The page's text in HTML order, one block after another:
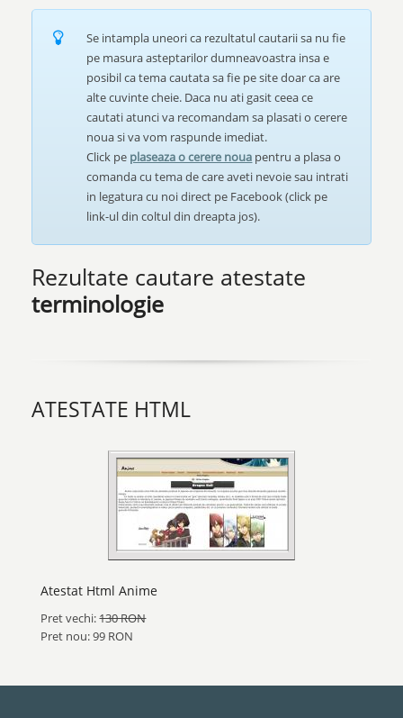
Se intampla uneori ca rezultatul cautarii sa nu fie
pe masura asteptarilor dumneavoastra insa e
posibil ca tema cautata sa fie pe site doar ca are
alte cuvinte cheie. Daca nu ati gasit ceea ce
cautati atunci va recomandam sa plasati o cerere
noua si va vom raspunde imediat.
Click pe plaseaza o cerere noua pentru a plasa o
comanda cu tema de care aveti nevoie sau intrati
in legatura cu noi direct pe Facebook (click pe
link-ul din coltul din dreapta jos).
Rezultate cautare atestate
terminologie
ATESTATE HTML
Atestat Html Anime
Pret vechi:130 RON
Pret nou: 99 RON